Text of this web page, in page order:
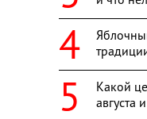
Какой
августа